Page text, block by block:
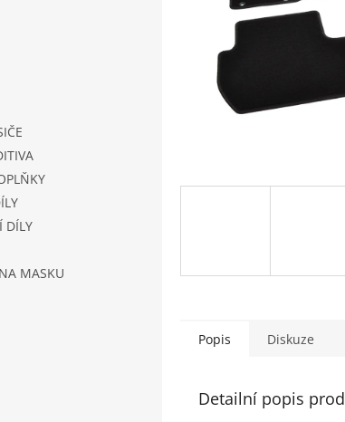
DÍLY
MASKU
Popis Diskuze
Detailní popis